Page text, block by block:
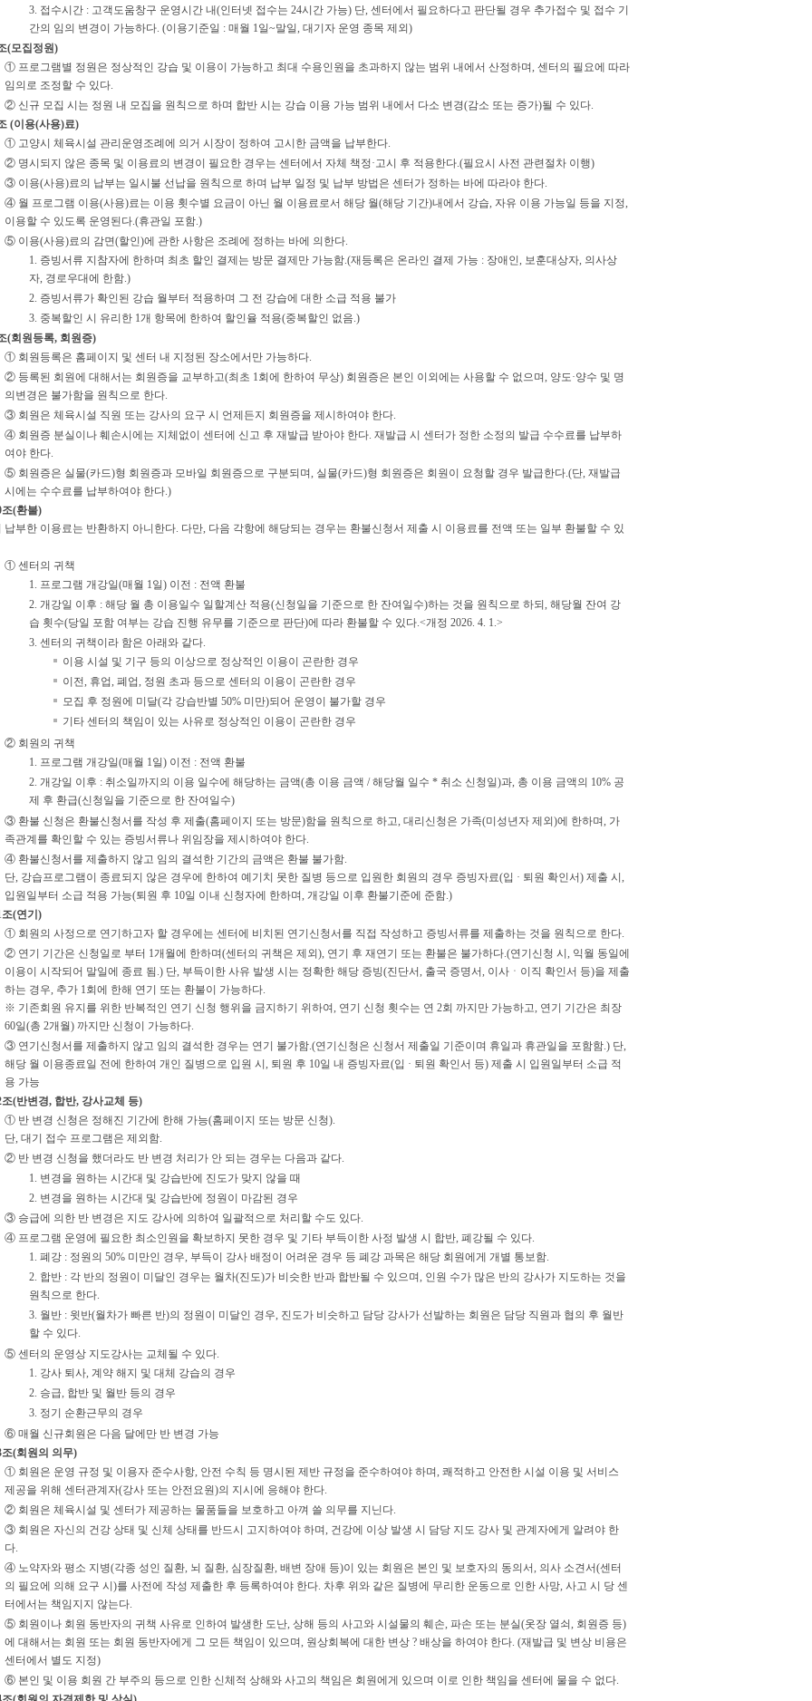
3. 접수시간 : 고객도움창구 운영시간 내(인터넷 접수는 24시간 가능) 단, 센터에서 필요하다고 판단될 경우 추가접수 및 접수 기
간의 임의 변경이 가능하다. (이용기준일 : 매월 1일~말일, 대기자 운영 종목 제외)
(모집정원)
① 프로그램별 정원은 정상적인 강습 및 이용이 가능하고 최대 수용인원을 초과하지 않는 범위 내에서 산정하며, 센터의 필요에 따라
임의로 조정할 수 있다.
② 신규 모집 시는 정원 내 모집을 원칙으로 하며 합반 시는 강습 이용 가능 범위 내에서 다소 변경(감소 또는 증가)될 수 있다.
(이용(사용)료)
① 고양시 체육시설 관리운영조례에 의거 시장이 정하여 고시한 금액을 납부한다.
② 명시되지 않은 종목 및 이용료의 변경이 필요한 경우는 센터에서 자체 책정·고시 후 적용한다.(필요시 사전 관련절차 이행)
③ 이용(사용)료의 납부는 일시불 선납을 원칙으로 하며 납부 일정 및 납부 방법은 센터가 정하는 바에 따라야 한다.
④ 월 프로그램 이용(사용)료는 이용 횟수별 요금이 아닌 월 이용료로서 해당 월(해당 기간)내에서 강습, 자유 이용 가능일 등을 지정,
이용할 수 있도록 운영된다.(휴관일 포함.)
⑤ 이용(사용)료의 감면(할인)에 관한 사항은 조례에 정하는 바에 의한다.
1. 증빙서류 지참자에 한하며 최초 할인 결제는 방문 결제만 가능함.(재등록은 온라인 결제 가능 : 장애인, 보훈대상자, 의사상
자, 경로우대에 한함.)
2. 증빙서류가 확인된 강습 월부터 적용하며 그 전 강습에 대한 소급 적용 불가
3. 중복할인 시 유리한 1개 항목에 한하여 할인율 적용(중복할인 없음.)
(회원등록, 회원증)
① 회원등록은 홈페이지 및 센터 내 지정된 장소에서만 가능하다.
② 등록된 회원에 대해서는 회원증을 교부하고(최초 1회에 한하여 무상) 회원증은 본인 이외에는 사용할 수 없으며, 양도·양수 및 명
의변경은 불가함을 원칙으로 한다.
③ 회원은 체육시설 직원 또는 강사의 요구 시 언제든지 회원증을 제시하여야 한다.
④ 회원증 분실이나 훼손시에는 지체없이 센터에 신고 후 재발급 받아야 한다. 재발급 시 센터가 정한 소정의 발급 수수료를 납부하
여야 한다.
⑤ 회원증은 실물(카드)형 회원증과 모바일 회원증으로 구분되며, 실물(카드)형 회원증은 회원이 요청할 경우 발급한다.(단, 재발급
시에는 수수료를 납부하여야 한다.)
조(환불)
납부한 이용료는 반환하지 아니한다. 다만, 다음 각항에 해당되는 경우는 환불신청서 제출 시 이용료를 전액 또는 일부 환불할 수 있
① 센터의 귀책
1. 프로그램 개강일(매월 1일) 이전 : 전액 환불
2. 개강일 이후 : 해당 월 총 이용일수 일할계산 적용(신청일을 기준으로 한 잔여일수)하는 것을 원칙으로 하되, 해당월 잔여 강
습 횟수(당일 포함 여부는 강습 진행 유무를 기준으로 판단)에 따라 환불할 수 있다.<개정 2026. 4. 1.>
3. 센터의 귀책이라 함은 아래와 같다.
이용 시설 및 기구 등의 이상으로 정상적인 이용이 곤란한 경우
이전, 휴업, 폐업, 정원 초과 등으로 센터의 이용이 곤란한 경우
모집 후 정원에 미달(각 강습반별 50% 미만)되어 운영이 불가할 경우
기타 센터의 책임이 있는 사유로 정상적인 이용이 곤란한 경우
② 회원의 귀책
1. 프로그램 개강일(매월 1일) 이전 : 전액 환불
2. 개강일 이후 : 취소일까지의 이용 일수에 해당하는 금액(총 이용 금액 / 해당월 일수 * 취소 신청일)과, 총 이용 금액의 10% 공
제 후 환급(신청일을 기준으로 한 잔여일수)
③ 환불 신청은 환불신청서를 작성 후 제출(홈페이지 또는 방문)함을 원칙으로 하고, 대리신청은 가족(미성년자 제외)에 한하며, 가
족관계를 확인할 수 있는 증빙서류나 위임장을 제시하여야 한다.
④ 환불신청서를 제출하지 않고 임의 결석한 기간의 금액은 환불 불가함.
단, 강습프로그램이 종료되지 않은 경우에 한하여 예기치 못한 질병 등으로 입원한 회원의 경우 증빙자료(입 · 퇴원 확인서) 제출 시,
입원일부터 소급 적용 가능(퇴원 후 10일 이내 신청자에 한하며, 개강일 이후 환불기준에 준함.)
조(연기)
① 회원의 사정으로 연기하고자 할 경우에는 센터에 비치된 연기신청서를 직접 작성하고 증빙서류를 제출하는 것을 원칙으로 한다.
② 연기 기간은 신청일로 부터 1개월에 한하며(센터의 귀책은 제외), 연기 후 재연기 또는 환불은 불가하다.(연기신청 시, 익월 동일에
이용이 시작되어 말일에 종료 됨.) 단, 부득이한 사유 발생 시는 정확한 해당 증빙(진단서, 출국 증명서, 이사ㆍ이직 확인서 등)을 제출
하는 경우, 추가 1회에 한해 연기 또는 환불이 가능하다.
※ 기존회원 유지를 위한 반복적인 연기 신청 행위을 금지하기 위하여, 연기 신청 횟수는 연 2회 까지만 가능하고, 연기 기간은 최장
60일(총 2개월) 까지만 신청이 가능하다.
③ 연기신청서를 제출하지 않고 임의 결석한 경우는 연기 불가함.(연기신청은 신청서 제출일 기준이며 휴일과 휴관일을 포함함.) 단,
해당 월 이용종료일 전에 한하여 개인 질병으로 입원 시, 퇴원 후 10일 내 증빙자료(입 · 퇴원 확인서 등) 제출 시 입원일부터 소급 적
용 가능
조(반변경, 합반, 강사교체 등)
① 반 변경 신청은 정해진 기간에 한해 가능(홈페이지 또는 방문 신청).
단, 대기 접수 프로그램은 제외함.
② 반 변경 신청을 했더라도 반 변경 처리가 안 되는 경우는 다음과 같다.
1. 변경을 원하는 시간대 및 강습반에 진도가 맞지 않을 때
2. 변경을 원하는 시간대 및 강습반에 정원이 마감된 경우
③ 승급에 의한 반 변경은 지도 강사에 의하여 일괄적으로 처리할 수도 있다.
④ 프로그램 운영에 필요한 최소인원을 확보하지 못한 경우 및 기타 부득이한 사정 발생 시 합반, 폐강될 수 있다.
1. 폐강 : 정원의 50% 미만인 경우, 부득이 강사 배정이 어려운 경우 등 폐강 과목은 해당 회원에게 개별 통보함.
2. 합반 : 각 반의 정원이 미달인 경우는 월차(진도)가 비슷한 반과 합반될 수 있으며, 인원 수가 많은 반의 강사가 지도하는 것을
원칙으로 한다.
3. 월반 : 윗반(월차가 빠른 반)의 정원이 미달인 경우, 진도가 비슷하고 담당 강사가 선발하는 회원은 담당 직원과 협의 후 월반
할 수 있다.
⑤ 센터의 운영상 지도강사는 교체될 수 있다.
1. 강사 퇴사, 계약 해지 및 대체 강습의 경우
2. 승급, 합반 및 월반 등의 경우
3. 정기 순환근무의 경우
⑥ 매월 신규회원은 다음 달에만 반 변경 가능
조(회원의 의무)
① 회원은 운영 규정 및 이용자 준수사항, 안전 수칙 등 명시된 제반 규정을 준수하여야 하며, 쾌적하고 안전한 시설 이용 및 서비스
제공을 위해 센터관계자(강사 또는 안전요원)의 지시에 응해야 한다.
② 회원은 체육시설 및 센터가 제공하는 물품들을 보호하고 아껴 쓸 의무를 지닌다.
③ 회원은 자신의 건강 상태 및 신체 상태를 반드시 고지하여야 하며, 건강에 이상 발생 시 담당 지도 강사 및 관계자에게 알려야 한
다.
④ 노약자와 평소 지병(각종 성인 질환, 뇌 질환, 심장질환, 배변 장애 등)이 있는 회원은 본인 및 보호자의 동의서, 의사 소견서(센터
의 필요에 의해 요구 시)를 사전에 작성 제출한 후 등록하여야 한다. 차후 위와 같은 질병에 무리한 운동으로 인한 사망, 사고 시 당 센
터에서는 책임지지 않는다.
⑤ 회원이나 회원 동반자의 귀책 사유로 인하여 발생한 도난, 상해 등의 사고와 시설물의 훼손, 파손 또는 분실(옷장 열쇠, 회원증 등)
에 대해서는 회원 또는 회원 동반자에게 그 모든 책임이 있으며, 원상회복에 대한 변상 ? 배상을 하여야 한다. (재발급 및 변상 비용은
센터에서 별도 지정)
⑥ 본인 및 이용 회원 간 부주의 등으로 인한 신체적 상해와 사고의 책임은 회원에게 있으며 이로 인한 책임을 센터에 물을 수 없다.